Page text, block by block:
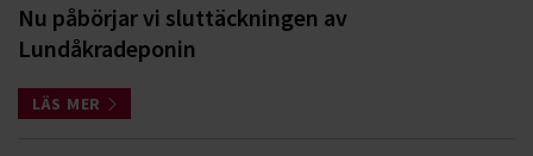
Nu påbörjar vi sluttäckningen av
Lundåkradeponin
LÄS MER